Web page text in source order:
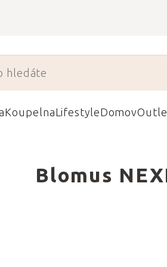
KoupelnaLifestyleDomov
Blomus